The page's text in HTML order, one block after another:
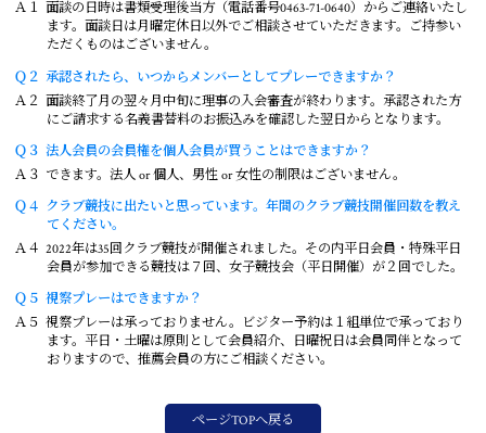
Ａ１ 面談の日時は書類受理後当方（電話番号0463-71-0640）からご連絡いたし
ます。面談日は月曜定休日以外でご相談させていただきます。ご持参い
ただくものはございません。
Ｑ２ 承認されたら、いつからメンバーとしてプレーできますか？
Ａ２ 面談終了月の翌々月中旬に理事の入会審査が終わります。承認された方
にご請求する名義書替料のお振込みを確認した翌日からとなります。
Ｑ３ 法人会員の会員権を個人会員が買うことはできますか？
Ａ３ できます。法人 or 個人、男性 or 女性の制限はございません。
Ｑ４ クラブ競技に出たいと思っています。年間のクラブ競技開催回数を教え
てください。
Ａ４ 2022年は35回クラブ競技が開催されました。その内平日会員・特殊平日
会員が参加できる競技は７回、女子競技会（平日開催）が２回でした。
Ｑ５ 視察プレーはできますか？
Ａ５ 視察プレーは承っておりません。ビジター予約は１組単位で承っており
ます。平日・土曜は原則として会員紹介、日曜祝日は会員同伴となって
おりますので、推薦会員の方にご相談ください。
ページTOPへ戻る